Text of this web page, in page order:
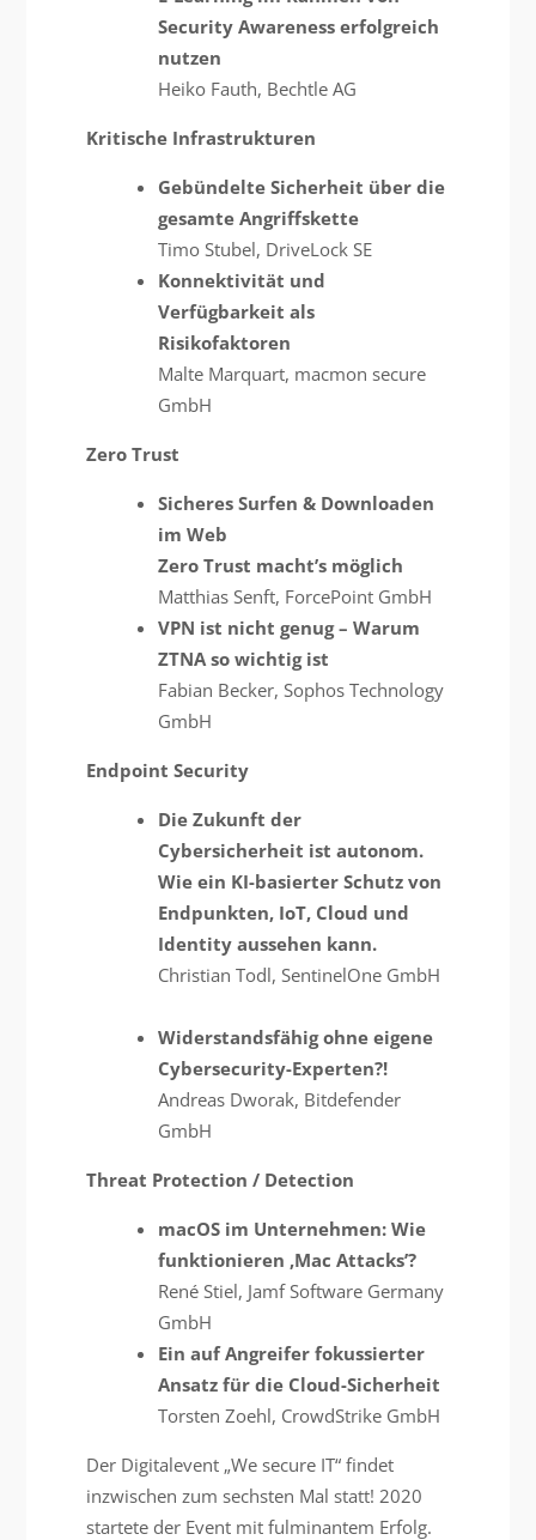
Security Awareness erfolgreich
nutzen
Heiko Fauth, Bechtle AG
Kritische Infrastrukturen
Gebündelte Sicherheit über die
gesamte Angriffskette
Timo Stubel, DriveLock SE
Konnektivität und
Verfügbarkeit als
Risikofaktoren
Malte Marquart, macmon secure
GmbH
Zero Trust
Sicheres Surfen & Downloaden
im Web
Zero Trust macht’s möglich
Matthias Senft, ForcePoint GmbH
VPN ist nicht genug – Warum
ZTNA so wichtig ist
Fabian Becker, Sophos Technology
GmbH
Endpoint Security
Die Zukunft der
Cybersicherheit ist autonom.
Wie ein KI-basierter Schutz von
Endpunkten, IoT, Cloud und
Identity aussehen kann.
Christian Todl, SentinelOne GmbH
Widerstandsfähig ohne eigene
Cybersecurity-Experten?!
Andreas Dworak, Bitdefender
GmbH
Threat Protection / Detection
macOS im Unternehmen: Wie
funktionieren ‚Mac Attacks’?
René Stiel, Jamf Software Germany
GmbH
Ein auf Angreifer fokussierter
Ansatz für die Cloud-Sicherheit
Torsten Zoehl, CrowdStrike GmbH
Der Digitalevent „We secure IT“ findet
inzwischen zum sechsten Mal statt! 2020
startete der Event mit fulminantem Erfolg.